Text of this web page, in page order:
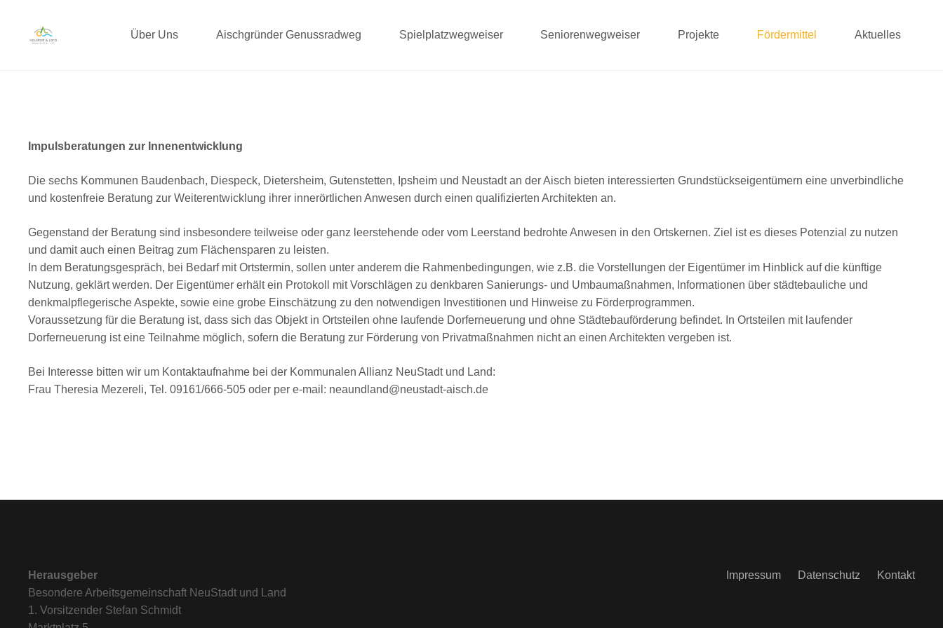
Über Uns Aischgründer Genussradweg Spielplatzwegweiser Seniorenwegweiser Projekte Fördermittel Aktuelles
Impulsberatungen zur Innenentwicklung
Die sechs Kommunen Baudenbach, Diespeck, Dietersheim, Gutenstetten, Ipsheim und Neustadt an der Aisch bieten interessierten Grundstückseigentümern eine unverbindliche
und kostenfreie Beratung zur Weiterentwicklung ihrer innerörtlichen Anwesen durch einen qualifizierten Architekten an.
Gegenstand der Beratung sind insbesondere teilweise oder ganz leerstehende oder vom Leerstand bedrohte Anwesen in den Ortskernen. Ziel ist es dieses Potenzial zu nutzen
und damit auch einen Beitrag zum Flächensparen zu leisten.
In dem Beratungsgespräch, bei Bedarf mit Ortstermin, sollen unter anderem die Rahmenbedingungen, wie z.B. die Vorstellungen der Eigentümer im Hinblick auf die künftige
Nutzung, geklärt werden. Der Eigentümer erhält ein Protokoll mit Vorschlägen zu denkbaren Sanierungs- und Umbaumaßnahmen, Informationen über städtebauliche und
denkmalpflegerische Aspekte, sowie eine grobe Einschätzung zu den notwendigen Investitionen und Hinweise zu Förderprogrammen.
Voraussetzung für die Beratung ist, dass sich das Objekt in Ortsteilen ohne laufende Dorferneuerung und ohne Städtebauförderung befindet. In Ortsteilen mit laufender
Dorferneuerung ist eine Teilnahme möglich, sofern die Beratung zur Förderung von Privatmaßnahmen nicht an einen Architekten vergeben ist.
Bei Interesse bitten wir um Kontaktaufnahme bei der Kommunalen Allianz NeuStadt und Land:
Frau Theresia Mezereli, Tel. 09161/666-505 oder per e-mail: neaundland@neustadt-aisch.de
Herausgeber
Besondere Arbeitsgemeinschaft NeuStadt und Land
1. Vorsitzender Stefan Schmidt
Impressum Datenschutz Kontakt